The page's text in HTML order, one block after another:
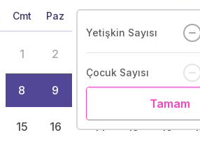
Cmt Paz
1 2
8 9
15 16
1 2
7 8 9
14 15 16
Yetişkin Sayısı
Çocuk Sayısı
Tamam